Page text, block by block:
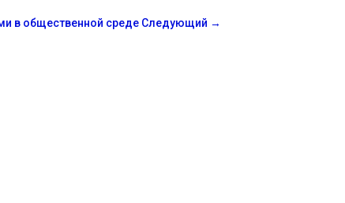
в общественной среде Следующий →